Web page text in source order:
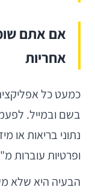
אם אתם
אחריות
כמעט כל
בשם ובמייל.
נתוני בריאות או
ופרטיות עוברות
הבעיה היא שלא